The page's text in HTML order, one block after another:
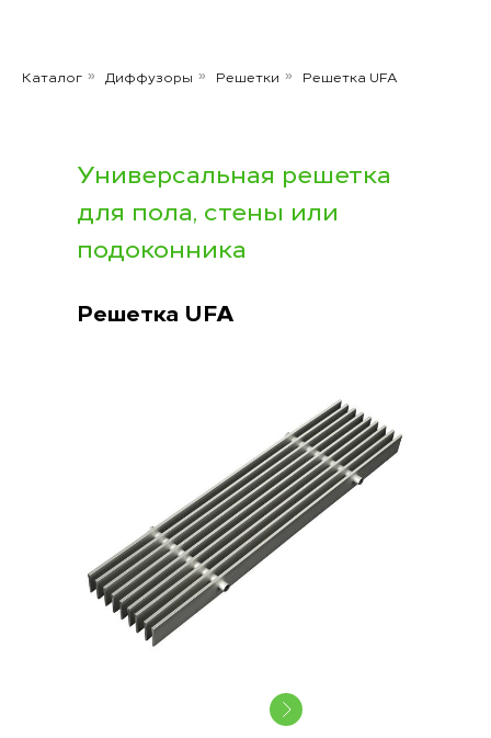
Каталог » Диффузоры » Решетки » Решетка UFA
Универсальная решетка
для пола, стены или
подоконника
Решетка UFA